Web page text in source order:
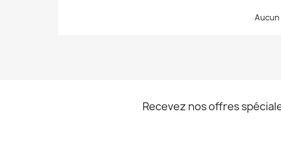
Aucun
Recevez nos offres